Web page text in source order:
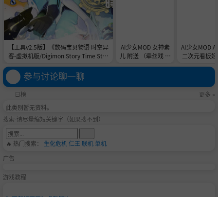
【工具v2.5版】《数码宝贝物语 时空异
客-虚拟机版/Digimon Story Time Stra
官中免安装-简中31.1GB
AI少女MOD 女神素
儿 附送 （牵丝戏 舞
AI少女MOD A
二次元看板
参与讨论聊一聊
日榜
更多 »
此类别暂无资料。
搜索-请尽量缩短关键字（如果搜不到）
🔥 热门搜索： 生化危机仁王 联机单机
广告
游戏教程